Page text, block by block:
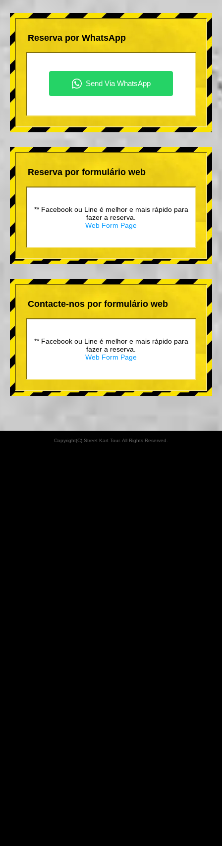
Reserva por WhatsApp
Reserva por formulário web
** Facebook ou Line é melhor e mais rápido para
fazer a reserva.
Web Form Page
Contacte-nos por formulário web
** Facebook ou Line é melhor e mais rápido para
fazer a reserva.
Web Form Page
Copyright(C) Street Kart Tour. All Rights Reserved.